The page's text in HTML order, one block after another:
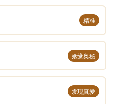
精准
姻缘奥秘
发现真爱